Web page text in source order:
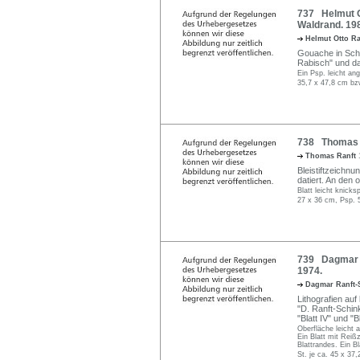
737 Helmut
Waldrand.
Helmut Otto
Gouache in
Rabisch" und
Ein Psp. leicht
35,7 x 47,8 cm
738 Thomas
Thomas Ranft
datiert. An den
Blatt leicht
27 x 36 cm, Psp.
739 Dagmar
1974.
Dagmar
Lithografien
"D. Ranft-
"Blatt IV" und
Oberfläche leicht
Ein Blatt mit
Blattrandes. Ein
St. je ca. 45 x